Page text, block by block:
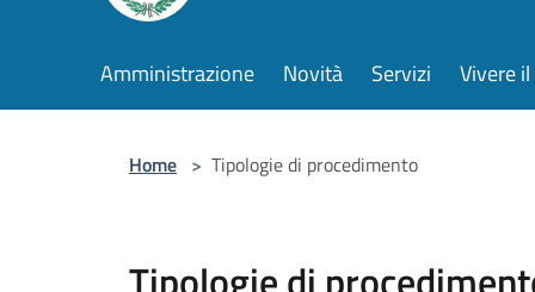
Amministrazione Novità Servizi Vivere
Home > Tipologie di procedimento